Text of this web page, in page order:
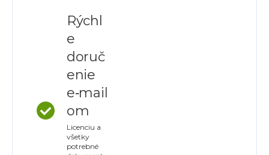
Rýchl
e
doruč
enie
e‑mail
om
Licenciu a
všetky
potrebné